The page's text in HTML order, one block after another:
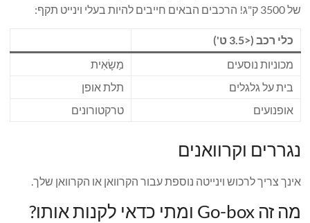
של 3500 ק"ג! הרכבים הבאים חייבים להיות בעלי וינייט תקף:
כלי רכב (<3.5 ט')
מכוניות נוסעים
מַשָׂאִית
בית על גלגלים
תלת אופן
אופנועים
טרקטורונים
נגררים וקרוואנים
אינך צריך לרכוש וינייטה נוספת עבור הקרוואן או הקרוואן שלך.
מה זה Go-box ומתי כדאי לקנות אותו?